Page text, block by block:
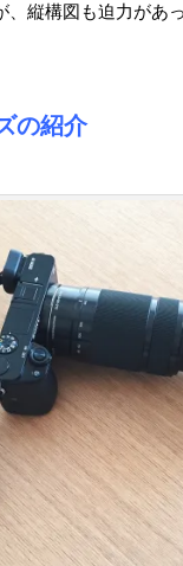
、縦構図も迫力があ
の紹介